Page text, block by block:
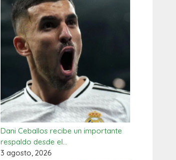
Dani Ceballos recibe un importante
respaldo desde el…
3 agosto, 2026